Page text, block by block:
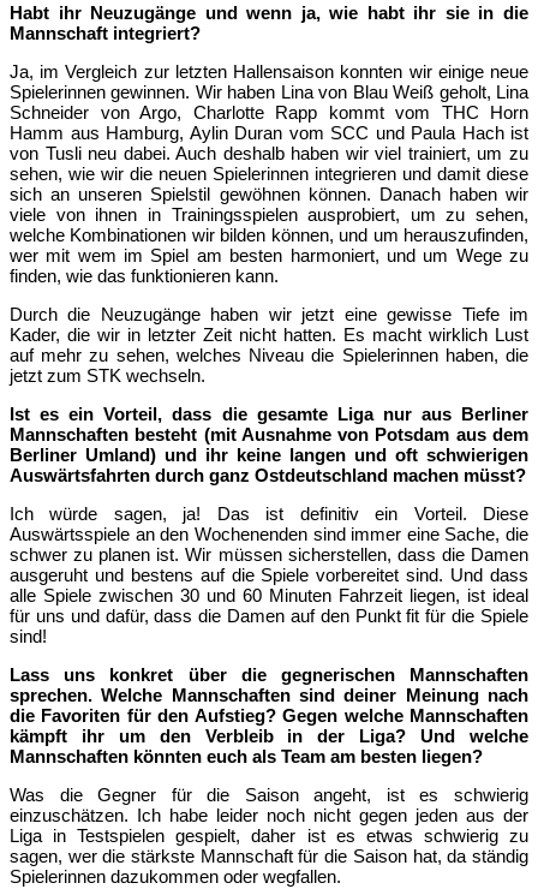
Habt ihr Neuzugänge und wenn ja, wie habt ihr sie in die
Mannschaft integriert?
Ja, im Vergleich zur letzten Hallensaison konnten wir einige neue
Spielerinnen gewinnen. Wir haben Lina von Blau Weiß geholt, Lina
Schneider von Argo, Charlotte Rapp kommt vom THC Horn
Hamm aus Hamburg, Aylin Duran vom SCC und Paula Hach ist
von Tusli neu dabei. Auch deshalb haben wir viel trainiert, um zu
sehen, wie wir die neuen Spielerinnen integrieren und damit diese
sich an unseren Spielstil gewöhnen können. Danach haben wir
viele von ihnen in Trainingsspielen ausprobiert, um zu sehen,
welche Kombinationen wir bilden können, und um herauszufinden,
wer mit wem im Spiel am besten harmoniert, und um Wege zu
finden, wie das funktionieren kann.
Durch die Neuzugänge haben wir jetzt eine gewisse Tiefe im
Kader, die wir in letzter Zeit nicht hatten. Es macht wirklich Lust
auf mehr zu sehen, welches Niveau die Spielerinnen haben, die
jetzt zum STK wechseln.
Ist es ein Vorteil, dass die gesamte Liga nur aus Berliner
Mannschaften besteht (mit Ausnahme von Potsdam aus dem
Berliner Umland) und ihr keine langen und oft schwierigen
Auswärtsfahrten durch ganz Ostdeutschland machen müsst?
Ich würde sagen, ja! Das ist definitiv ein Vorteil. Diese
Auswärtsspiele an den Wochenenden sind immer eine Sache, die
schwer zu planen ist. Wir müssen sicherstellen, dass die Damen
ausgeruht und bestens auf die Spiele vorbereitet sind. Und dass
alle Spiele zwischen 30 und 60 Minuten Fahrzeit liegen, ist ideal
für uns und dafür, dass die Damen auf den Punkt fit für die Spiele
sind!
Lass uns konkret über die gegnerischen Mannschaften
sprechen. Welche Mannschaften sind deiner Meinung nach
die Favoriten für den Aufstieg? Gegen welche Mannschaften
kämpft ihr um den Verbleib in der Liga? Und welche
Mannschaften könnten euch als Team am besten liegen?
Was die Gegner für die Saison angeht, ist es schwierig
einzuschätzen. Ich habe leider noch nicht gegen jeden aus der
Liga in Testspielen gespielt, daher ist es etwas schwierig zu
sagen, wer die stärkste Mannschaft für die Saison hat, da ständig
Spielerinnen dazukommen oder wegfallen.